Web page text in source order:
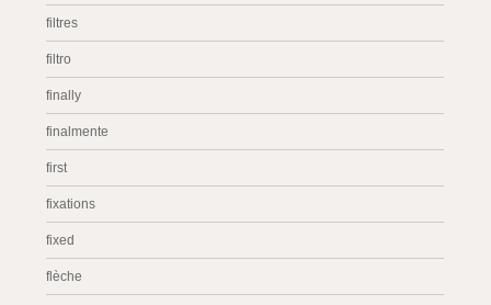
filtres
filtro
finally
finalmente
first
fixations
fixed
flèche